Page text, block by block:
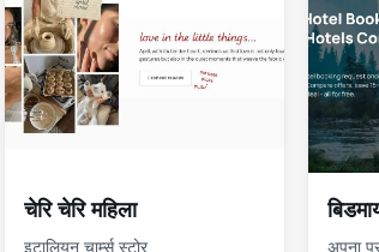
चेरि चेरि महिला
इटालियन चार्म्स स्टोर अपना